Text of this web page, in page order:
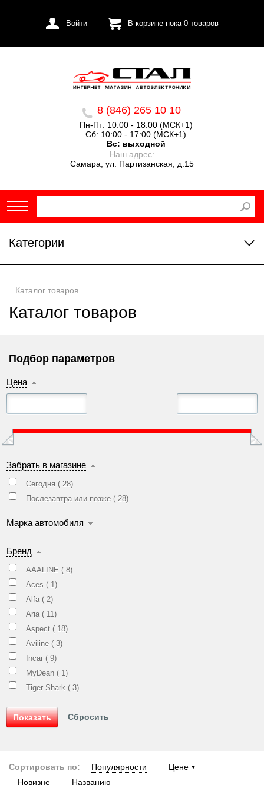
Войти В корзине пока 0товаров
8 (846) 265 10 10
Пн-Пт: 10:00 - 18:00 (МСК+1)
Сб: 10:00 - 17:00 (МСК+1)
Вс: выходной
Наш адрес:
Самара, ул. Партизанская, д.15
Категории
Каталог товаров
Каталог товаров
Подбор параметров
Цена
Забрать в магазине
Сегодня ( 28)
Послезавтра или позже ( 28)
Марка автомобиля
Бренд
AAALINE ( 8)
Aces ( 1)
Alfa ( 2)
Aria ( 11)
Aspect ( 18)
Aviline ( 3)
Incar ( 9)
MyDean ( 1)
Tiger Shark ( 3)
Сортировать по: Популярности
Цене
Новизне
Названию